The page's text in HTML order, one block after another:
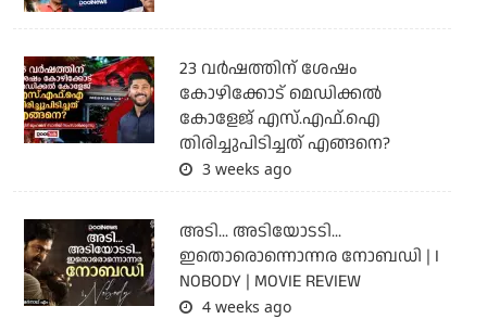
23 വർഷത്തിന് ശേഷം
കോഴിക്കോട് മെഡിക്കൽ
കോളേജ് എസ്.എഫ്.ഐ
തിരിച്ചുപിടിച്ചത് എങ്ങനെ?
3 weeks ago
അടി... അടിയോടടി...
ഇതൊരൊന്നൊന്നര നോബഡി | I
NOBODY | MOVIE REVIEW
4 weeks ago